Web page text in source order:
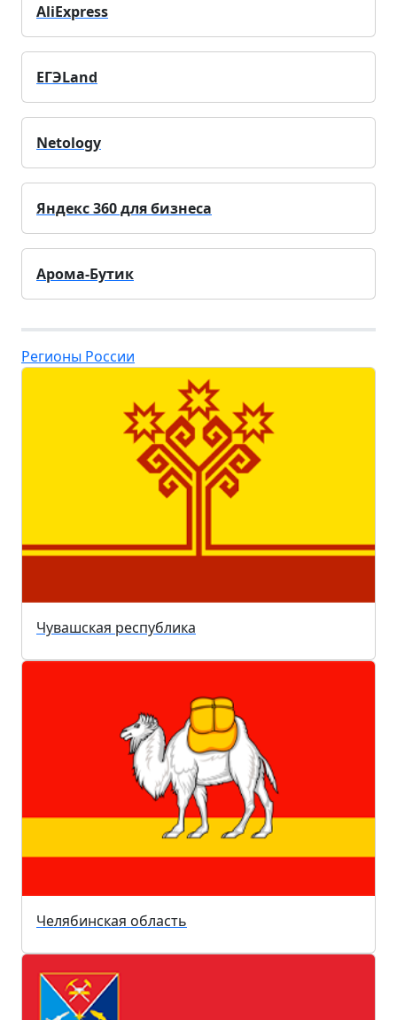
AliExpress
ЕГЭLand
Netology
Яндекс 360 для бизнеса
Арома-Бутик
Регионы России
Чувашская республика
Челябинская область